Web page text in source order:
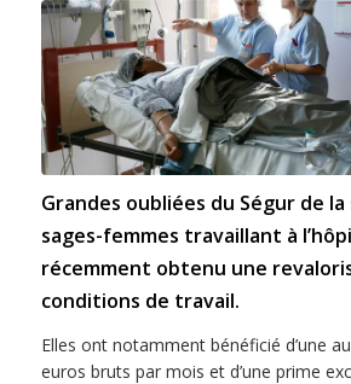
Grandes oubliées du Ségur de
sages-femmes travaillant à
récemment obtenu une
conditions de travail.
Elles ont notamment bénéficié d’une
euros bruts par mois et d’une prime